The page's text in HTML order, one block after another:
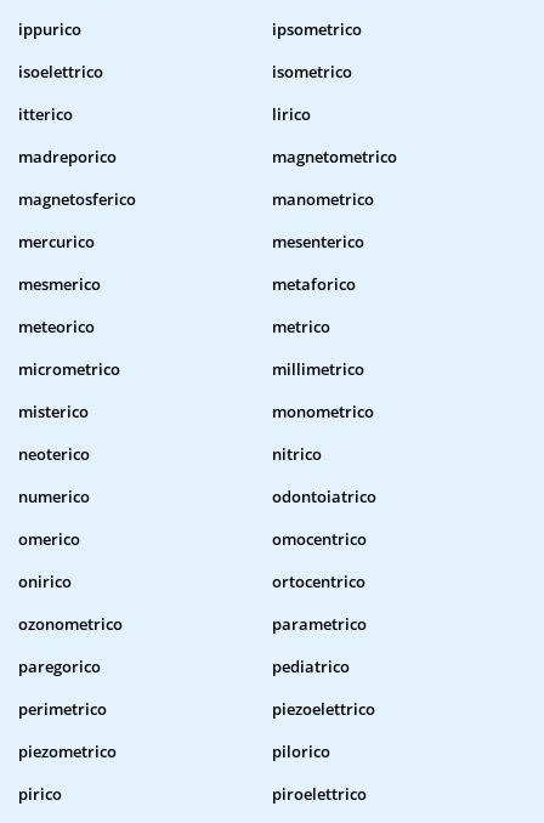
ippurico
ipsometrico
isoelettrico
isometrico
itterico
lirico
madreporico
magnetometrico
magnetosferico
manometrico
mercurico
mesenterico
mesmerico
metaforico
meteorico
metrico
micrometrico
millimetrico
misterico
monometrico
neoterico
nitrico
numerico
odontoiatrico
omerico
omocentrico
onirico
ortocentrico
ozonometrico
parametrico
paregorico
pediatrico
perimetrico
piezoelettrico
piezometrico
pilorico
pirico
piroelettrico